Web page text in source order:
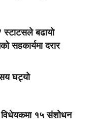
स्टाटसले बढायो
सहकार्यमा दरार
घट्यो
१५ संशोधन